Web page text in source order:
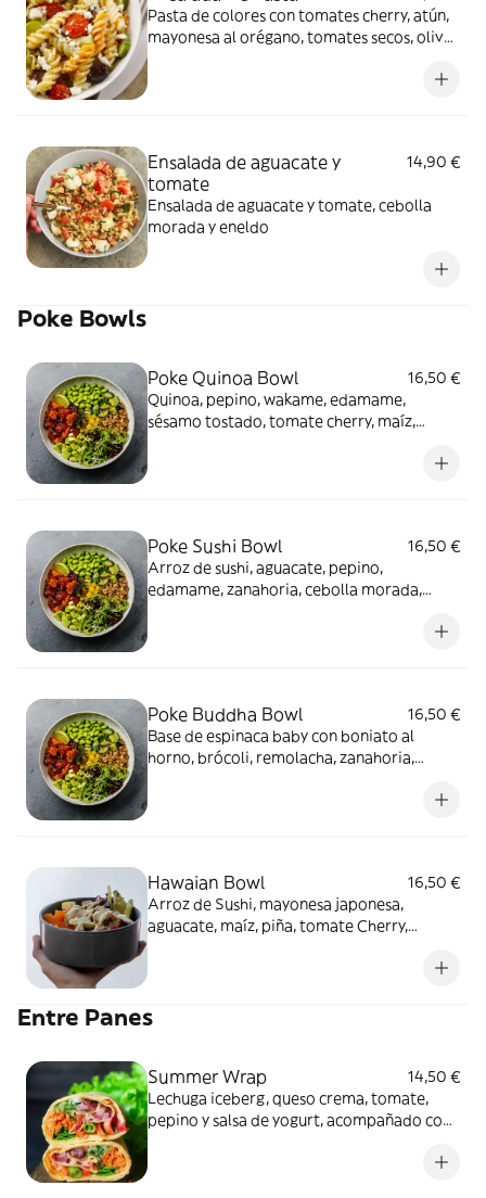
Pasta de colores con tomates cherry, atún,
mayonesa al orégano, tomates secos, olivas
Ensalada de aguacate y
tomate
14,90 €
Ensalada de aguacate y tomate, cebolla
morada y eneldo
Poke Bowls
Poke Quinoa Bowl
16,50 €
Quinoa, pepino, wakame, edamame,
sésamo tostado, tomate cherry, maíz,
Poke Sushi Bowl
16,50 €
Arroz de sushi, aguacate, pepino,
edamame, zanahoria, cebolla morada,
Poke Buddha Bowl
16,50 €
Base de espinaca baby con boniato al
horno, brócoli, remolacha, zanahoria,
Hawaian Bowl
16,50 €
Arroz de Sushi, mayonesa japonesa,
aguacate, maíz, piña, tomate Cherry,
Entre Panes
Summer Wrap
14,50 €
Lechuga iceberg, queso crema, tomate,
pepino y salsa de yogurt, acompañado con